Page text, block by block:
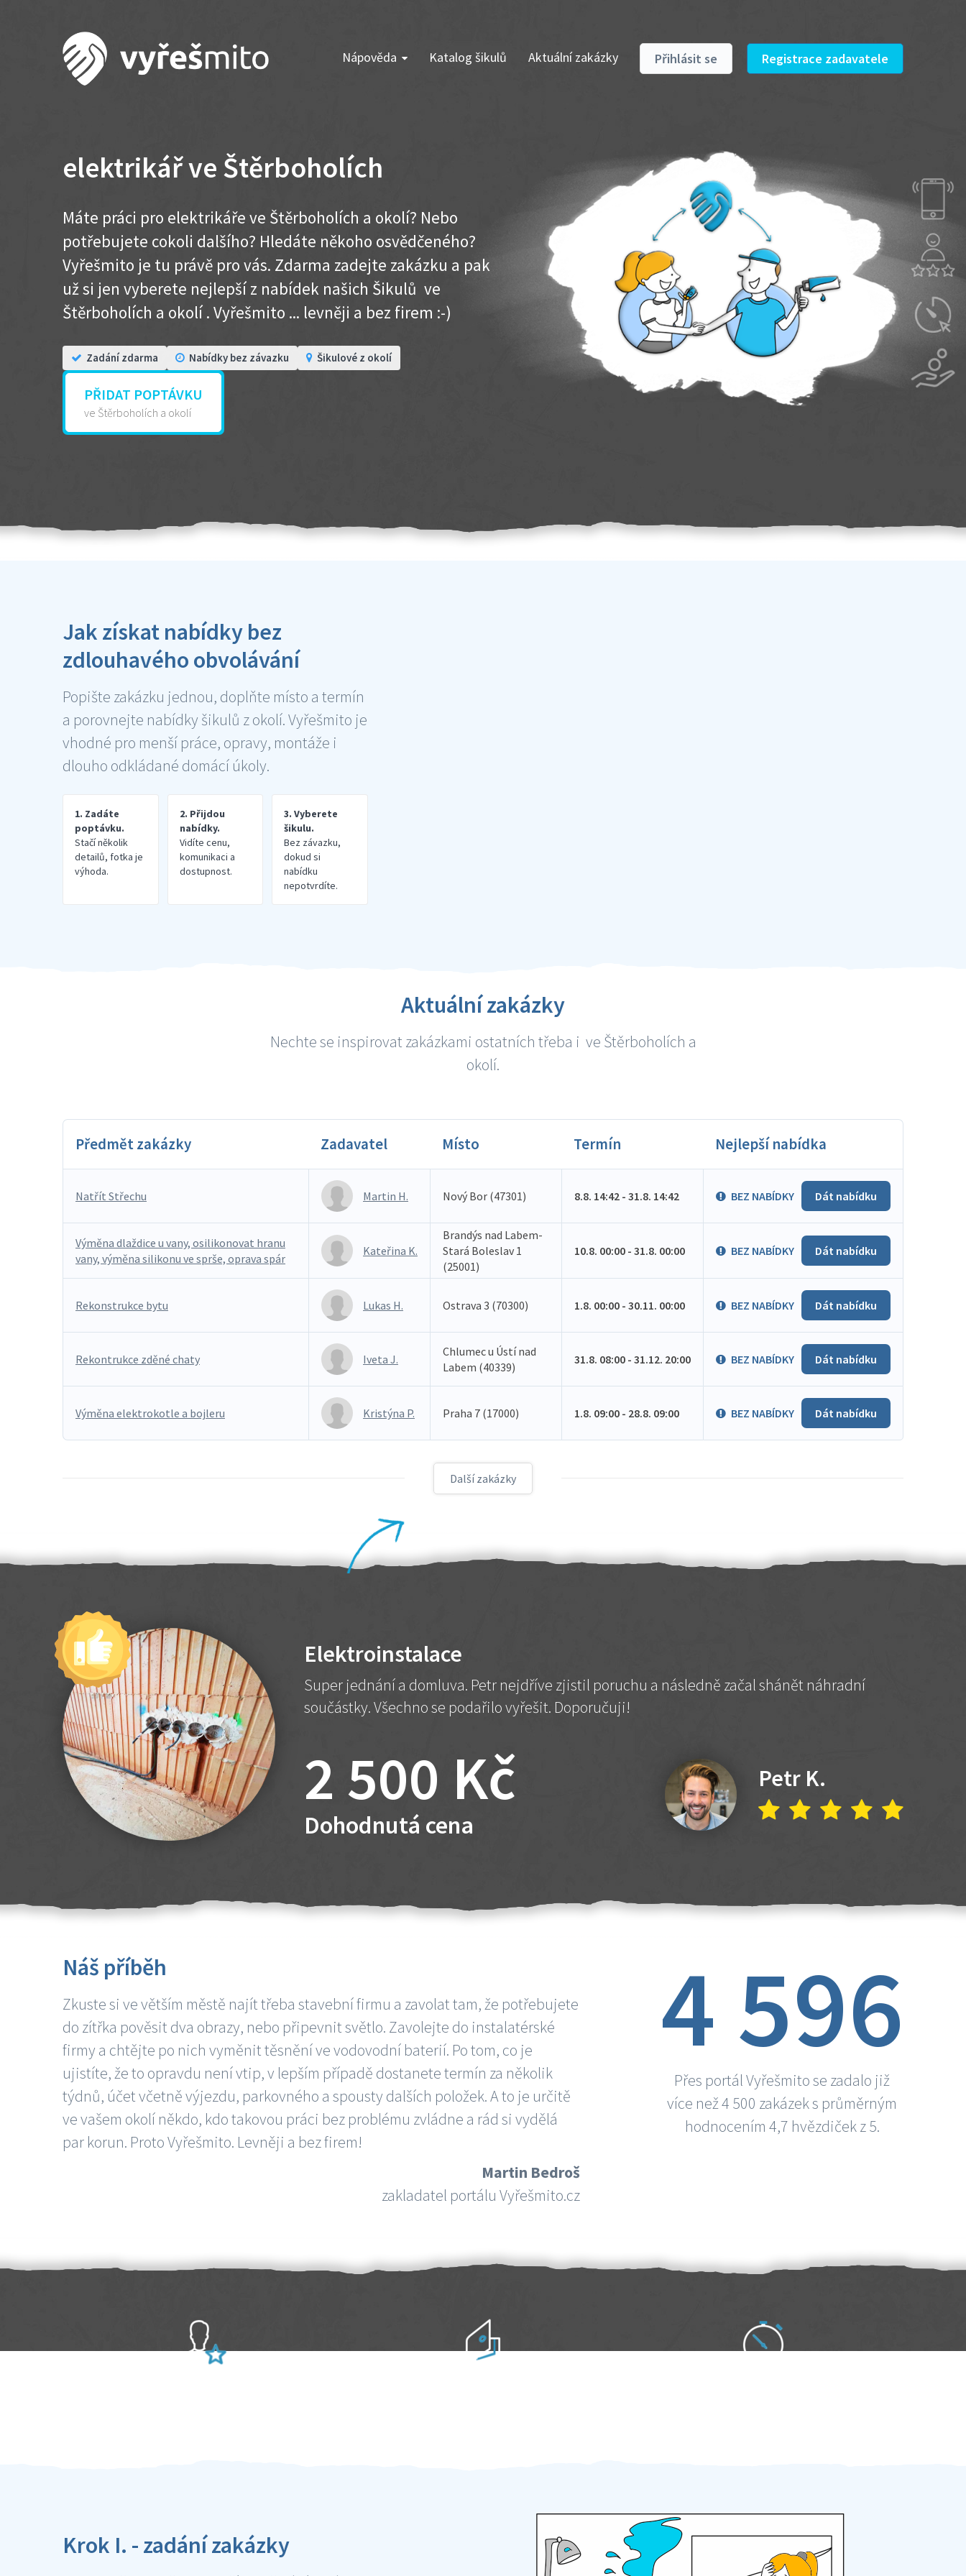
Nápověda Katalog šikulů Aktuální zakázky Přihlásit se Registrace zadavatele
elektrikář ve Štěrboholích
Máte práci pro elektrikáře ve Štěrboholích a okolí? Nebo
potřebujete cokoli dalšího? Hledáte někoho osvědčeného?
Vyřešmito je tu právě pro vás. Zdarma zadejte zakázku a pak
už si jen vyberete nejlepší z nabídek našich Šikulů ve
Štěrboholích a okolí . Vyřešmito ... levněji a bez firem :-)
Zadání zdarma Nabídky bez závazku Šikulové z okolí
PŘIDAT POPTÁVKU
ve Štěrboholích a okolí
Jak získat nabídky bez
zdlouhavého obvolávání
Popište zakázku jednou, doplňte místo a termín
a porovnejte nabídky šikulů z okolí. Vyřešmito je
vhodné pro menší práce, opravy, montáže i
dlouho odkládané domácí úkoly.
1. Zadáte
poptávku.
Stačí několik
detailů, fotka je
výhoda.
2. Přijdou
nabídky.
Vidíte cenu,
komunikaci a
dostupnost.
3. Vyberete
šikulu.
Bez závazku,
dokud si
nabídku
nepotvrdíte.
Aktuální zakázky
Nechte se inspirovat zakázkami ostatních třeba i ve Štěrboholích a
okolí.
Předmět zakázky Zadavatel Místo Termín Nejlepší nabídka
Natřít Střechu Martin H. Nový Bor (47301) 8.8. 14:42 - 31.8. 14:42 BEZ NABÍDKY Dát nabídku
Výměna dlaždice u vany, osilikonovat hranu
vany, výměna silikonu ve sprše, oprava spár
Kateřina K.
Brandýs nad Labem-
Stará Boleslav 1
(25001)
10.8. 00:00 - 31.8. 00:00 BEZ NABÍDKY Dát nabídku
Rekonstrukce bytu Lukas H. Ostrava 3 (70300) 1.8. 00:00 - 30.11. 00:00 BEZ NABÍDKY Dát nabídku
Rekontrukce zděné chaty Iveta J.
Chlumec u Ústí nad
Labem (40339)
31.8. 08:00 - 31.12. 20:00 BEZ NABÍDKY Dát nabídku
Výměna elektrokotle a bojleru Kristýna P. Praha 7 (17000) 1.8. 09:00 - 28.8. 09:00 BEZ NABÍDKY Dát nabídku
Další zakázky
Elektroinstalace
Super jednání a domluva. Petr nejdříve zjistil poruchu a následně začal shánět náhradní
součástky. Všechno se podařilo vyřešit. Doporučuji!
2 500 Kč
Dohodnutá cena
Petr K.
Náš příběh
Zkuste si ve větším městě najít třeba stavební firmu a zavolat tam, že potřebujete
do zítřka pověsit dva obrazy, nebo připevnit světlo. Zavolejte do instalatérské
firmy a chtějte po nich vyměnit těsnění ve vodovodní baterií. Po tom, co je
ujistíte, že to opravdu není vtip, v lepším případě dostanete termín za několik
týdnů, účet včetně výjezdu, parkovného a spousty dalších položek. A to je určitě
ve vašem okolí někdo, kdo takovou práci bez problému zvládne a rád si vydělá
par korun. Proto Vyřešmito. Levněji a bez firem!
Martin Bedroš
zakladatel portálu Vyřešmito.cz
4 596
Přes portál Vyřešmito se zadalo již
více než 4 500 zakázek s průměrným
hodnocením 4,7 hvězdiček z 5.
Krok I. - zadání zakázky